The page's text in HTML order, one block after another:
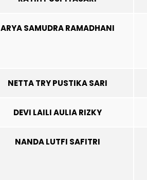
ARYA SAMUDRA RAMADHANI
NETTA TRY PUSTIKA SARI
DEVI LAILI AULIA RIZKY
NANDA LUTFI SAFITRI